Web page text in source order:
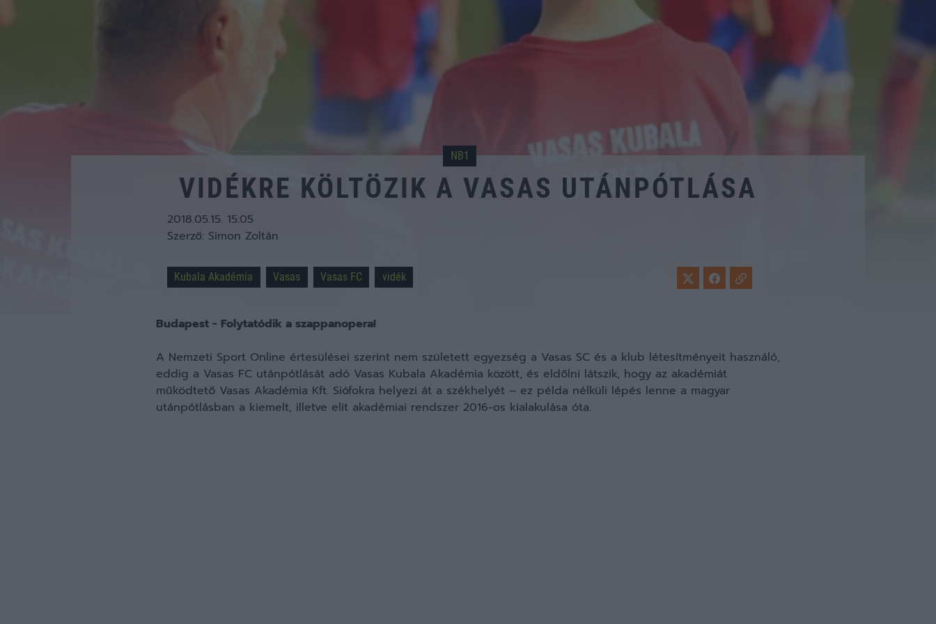
NB1
VIDÉKRE KÖLTÖZIK A VASAS UTÁNPÓTLÁSA
2018.05.15. 15:05
Szerző: Simon Zoltán
Kubala Akadémia Vasas Vasas FC vidék
Budapest - Folytatódik a szappanopera!
A Nemzeti Sport Online értesülései szerint nem született egyezség a Vasas SC és a klub létesítményeit használó,
eddig a Vasas FC utánpótlását adó Vasas Kubala Akadémia között, és eldőlni látszik, hogy az akadémiát
működtető Vasas Akadémia Kft. Siófokra helyezi át a székhelyét – ez példa nélküli lépés lenne a magyar
utánpótlásban a kiemelt, illetve elit akadémiai rendszer 2016-os kialakulása óta.